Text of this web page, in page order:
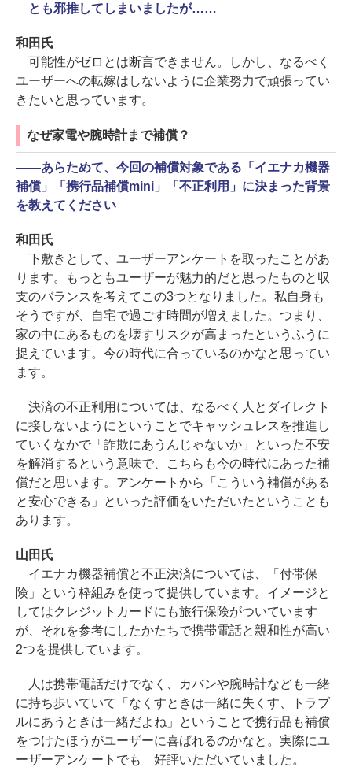
とも邪推してしまいましたが……
和田氏
可能性がゼロとは断言できません。しかし、なるべく
ユーザーへの転嫁はしないように企業努力で頑張ってい
きたいと思っています。
なぜ家電や腕時計まで補償？
――あらためて、今回の補償対象である「イエナカ機器
補償」「携行品補償mini」「不正利用」に決まった背景
を教えてください
和田氏
下敷きとして、ユーザーアンケートを取ったことがあ
ります。もっともユーザーが魅力的だと思ったものと収
支のバランスを考えてこの3つとなりました。私自身も
そうですが、自宅で過ごす時間が増えました。つまり、
家の中にあるものを壊すリスクが高まったというふうに
捉えています。今の時代に合っているのかなと思ってい
ます。
決済の不正利用については、なるべく人とダイレクト
に接しないようにということでキャッシュレスを推進し
ていくなかで「詐欺にあうんじゃないか」といった不安
を解消するという意味で、こちらも今の時代にあった補
償だと思います。アンケートから「こういう補償がある
と安心できる」といった評価をいただいたということも
あります。
山田氏
イエナカ機器補償と不正決済については、「付帯保
険」という枠組みを使って提供しています。イメージと
してはクレジットカードにも旅行保険がついています
が、それを参考にしたかたちで携帯電話と親和性が高い
2つを提供しています。
人は携帯電話だけでなく、カバンや腕時計なども一緒
に持ち歩いていて「なくすときは一緒に失くす、トラブ
ルにあうときは一緒だよね」ということで携行品も補償
をつけたほうがユーザーに喜ばれるのかなと。実際にユ
ーザーアンケートでも 好評いただいていました。